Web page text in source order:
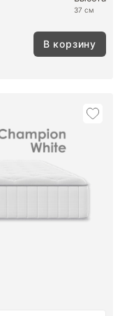
37 см
В корзину